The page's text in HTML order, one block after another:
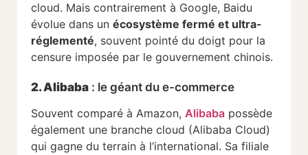
cloud. Mais contrairement à Google, Baidu
évolue dans un écosystème fermé et ultra-
réglementé, souvent pointé du doigt pour la
censure imposée par le gouvernement chinois.
2. Alibaba : le géant du e-commerce
Souvent comparé à Amazon, Alibaba possède
également une branche cloud (Alibaba Cloud)
qui gagne du terrain à l’international. Sa filiale